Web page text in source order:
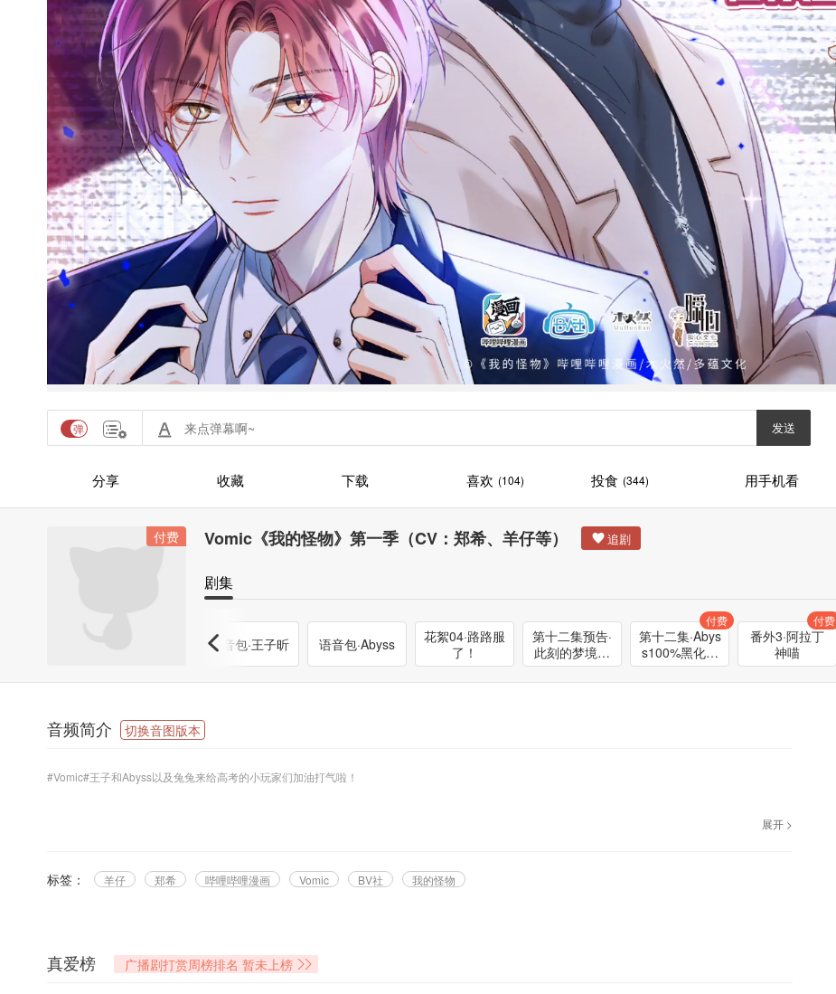
发送
分享 收藏 下载 喜欢 (104) 投食 (344) 用手机看
付费 Vomic《我的怪物》第一季（CV：郑希、羊仔等）
剧集
语音包·王子昕 语音包·Abyss
花絮04·路路服
了！
第十二集预告·
此刻的梦境与
现实
第十二集·Abys
s100%黑化展
开
付费
番外3·阿拉丁
神喵
付费
音频简介 切换音图版本
#Vomic#王子和Abyss以及兔兔来给高考的小玩家们加油打气啦！
内容监制：@夏路路2020 @风熏林
运营支持：流英、少成
展开 >
标签： 羊仔 郑希 哔哩哔哩漫画 Vomic BV社 我的怪物
真爱榜 广播剧打赏周榜排名 暂未上榜